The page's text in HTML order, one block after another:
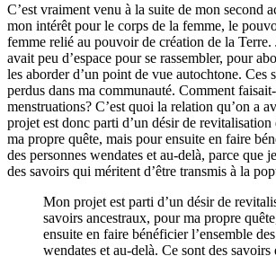
C’est vraiment venu à la suite de mon second
mon intérêt pour le corps de la femme, le
femme relié au pouvoir de création de la Terre.
avait peu d’espace pour se rassembler, pour
les aborder d’un point de vue autochtone. Ces
perdus dans ma communauté. Comment
menstruations? C’est quoi la relation qu’on a
projet est donc parti d’un désir de revitalisation
ma propre quête, mais pour ensuite en faire
des personnes wendates et au-delà, parce que
des savoirs qui méritent d’être transmis à la
Mon projet est parti d’un désir de
savoirs ancestraux, pour ma propre
ensuite en faire bénéficier l’ensemble
wendates et au-delà. Ce sont des